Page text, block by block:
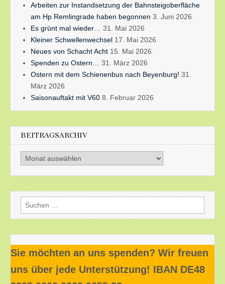
Arbeiten zur Instandsetzung der Bahnsteigoberfläche
am Hp Remlingrade haben begonnen 3. Juni 2026
Es grünt mal wieder…
31. Mai 2026
Kleiner Schwellenwechsel 17. Mai 2026
Neues von Schacht Acht 15. Mai 2026
Spenden zu Ostern…
31. März 2026
Ostern mit dem Schienenbus nach Beyenburg! 31.
März 2026
Saisonauftakt mit V60 8. Februar 2026
BEITRAGSARCHIV
Beitragsarchiv
Suchen
nach:
Sie möchten an uns spenden? Wir freuen
uns über jede Unterstützung! IBAN DE48